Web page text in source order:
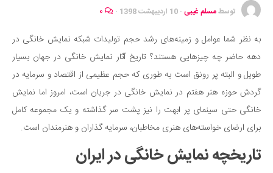
موفقیت و مهارت‌های فردی
تغذیه سالم
بهداشت
بیماری و درمان
کودک و مادر
ورزش و تندرستی
روانشناسی
توسطمسلم غیبی · 10 اردیبهشت 1398 ·
به نظر شما عوامل و زمینه‌های رشد حجم تولیدات شبکه نمایش خانگی در
دهه حاضر چه چیزهایی هستند؟ تاریخ آثار نمایش خانگی در جهان بسیار
طویل و البته پر رونق است به طوری که حجم عظیمی از اقتصاد و سرمایه در
گردش حوزه هنر هفتم در نمایش خانگی در جریان است، امروز اما نمایش
خانگی حتی سینمای پر ابهت را نیز پشت سر گذاشته و یک مجموعه کامل
برای ارضای خواسته‌های هنری مخاطبان، سرمایه گذاران و هنرمندان است.
تاریخچه نمایش خانگی در ایران